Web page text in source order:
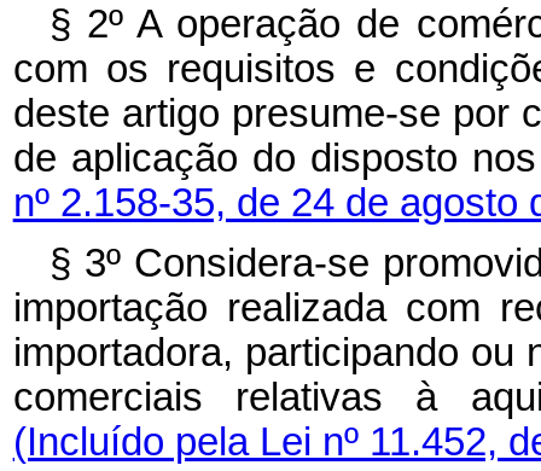
§ 2º A operação de
com os requisitos e
deste artigo presume-se por
de aplicação do disposto
nº 2.158-35, de 24 de agosto
§ 3º Considera-se
importação realizada com
importadora, participando ou
comerciais relativas à
(Incluído pela Lei nº 11.452,